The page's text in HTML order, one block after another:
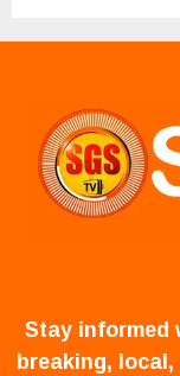
Stay
breaking,